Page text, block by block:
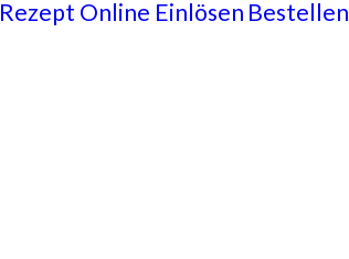
Rezept Online Einlösen Bestellen